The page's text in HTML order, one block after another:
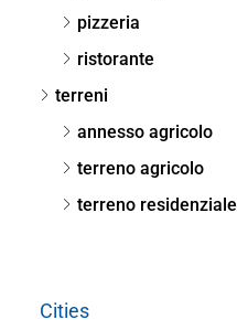
pizzeria
ristorante
terreni
annesso agricolo
terreno agricolo
terreno residenziale
Cities